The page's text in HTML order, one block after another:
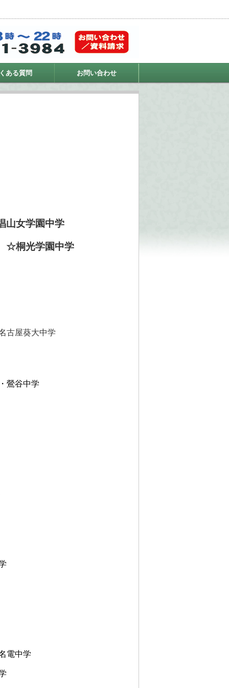
ある質問 お問い合わせ
山女学園中学
☆桐光学園中学
古屋葵大中学
鶯谷中学
電中学